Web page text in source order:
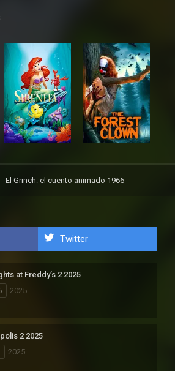
El Grinch: el cuento animado 1966
Twitter
at Freddy’s 2 2025
2025
2 2025
2025